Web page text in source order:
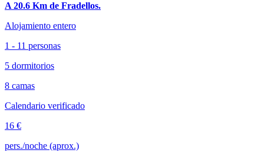
A 20.6 Km de Fradellos.
Alojamiento entero
1 - 11 personas
5 dormitorios
8 camas
Calendario verificado
16 €
pers./noche (aprox.)